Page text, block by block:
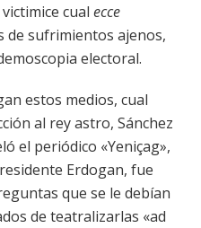
cual ecce
de sufrimientos ajenos,
electoral.
estos medios, cual
al rey astro, Sánchez
el periódico «Yeniçag»,
Erdogan, fue
que se le debían
de teatralizarlas «ad